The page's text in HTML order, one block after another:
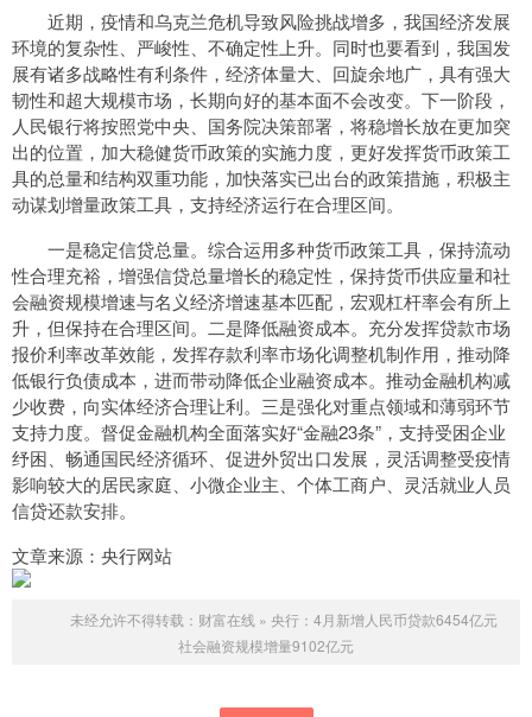
近期，疫情和乌克兰危机导致风险挑战增多，我国经济发展
环境的复杂性、严峻性、不确定性上升。同时也要看到，我国发
展有诸多战略性有利条件，经济体量大、回旋余地广，具有强大
韧性和超大规模市场，长期向好的基本面不会改变。下一阶段，
人民银行将按照党中央、国务院决策部署，将稳增长放在更加突
出的位置，加大稳健货币政策的实施力度，更好发挥货币政策工
具的总量和结构双重功能，加快落实已出台的政策措施，积极主
动谋划增量政策工具，支持经济运行在合理区间。
一是稳定信贷总量。综合运用多种货币政策工具，保持流动
性合理充裕，增强信贷总量增长的稳定性，保持货币供应量和社
会融资规模增速与名义经济增速基本匹配，宏观杠杆率会有所上
升，但保持在合理区间。二是降低融资成本。充分发挥贷款市场
报价利率改革效能，发挥存款利率市场化调整机制作用，推动降
低银行负债成本，进而带动降低企业融资成本。推动金融机构减
少收费，向实体经济合理让利。三是强化对重点领域和薄弱环节
支持力度。督促金融机构全面落实好“金融23条”，支持受困企业
纾困、畅通国民经济循环、促进外贸出口发展，灵活调整受疫情
影响较大的居民家庭、小微企业主、个体工商户、灵活就业人员
信贷还款安排。
文章来源：央行网站
未经允许不得转载： 财富在线 » 央行：4月新增人民币贷款6454亿元
社会融资规模增量9102亿元